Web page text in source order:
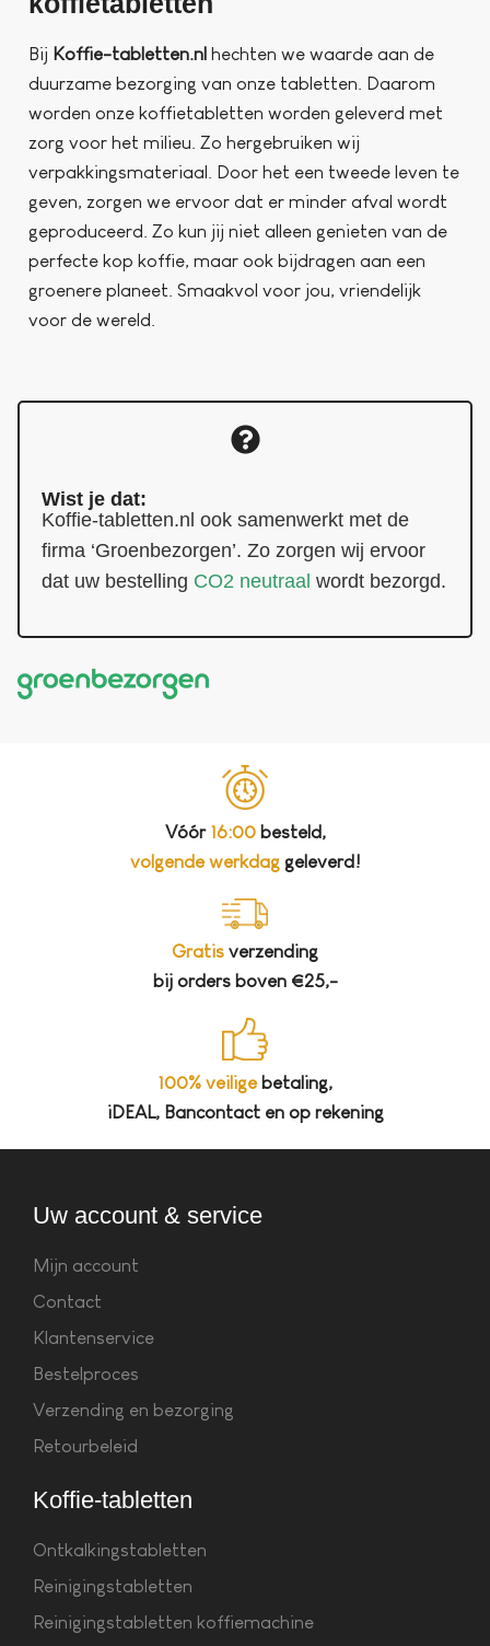
Bij Koffie-tabletten.nl hechten we waarde aan de
duurzame bezorging van onze tabletten. Daarom
worden onze koffietabletten worden geleverd met
zorg voor het milieu. Zo hergebruiken wij
verpakkingsmateriaal. Door het een tweede leven te
geven, zorgen we ervoor dat er minder afval wordt
geproduceerd. Zo kun jij niet alleen genieten van de
perfecte kop koffie, maar ook bijdragen aan een
groenere planeet. Smaakvol voor jou, vriendelijk
voor de wereld.
Wist je dat:
Koffie-tabletten.nl ook samenwerkt met de
firma ‘Groenbezorgen’. Zo zorgen wij ervoor
dat uw bestelling CO2 neutraal wordt bezorgd.
Vóór 16:00besteld,
volgende werkdaggeleverd!
Gratis verzending
bij orders boven €25,-
100% veiligebetaling,
iDEAL, Bancontact en op rekening
Uw account & service
Mijn account
Contact
Klantenservice
Bestelproces
Verzending en bezorging
Retourbeleid
Koffie-tabletten
Ontkalkingstabletten
Reinigingstabletten
Reinigingstabletten koffiemachine